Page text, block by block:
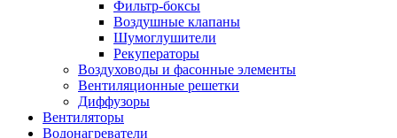
Фильтр-боксы
Воздушные клапаны
Шумоглушители
Рекуператоры
Воздуховоды и фасонные элементы
Вентиляционные решетки
Диффузоры
Вентиляторы
Водонагреватели